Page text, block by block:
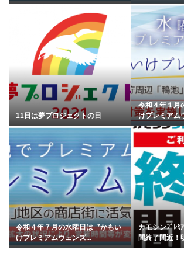
11日は夢プロジェクトの日
令和４年１月
けプレミアム
令和４年７月の水曜日は〝かもい
けプレミアムウェンズ...
カモシンﾌﾟﾚ
間終了間近！